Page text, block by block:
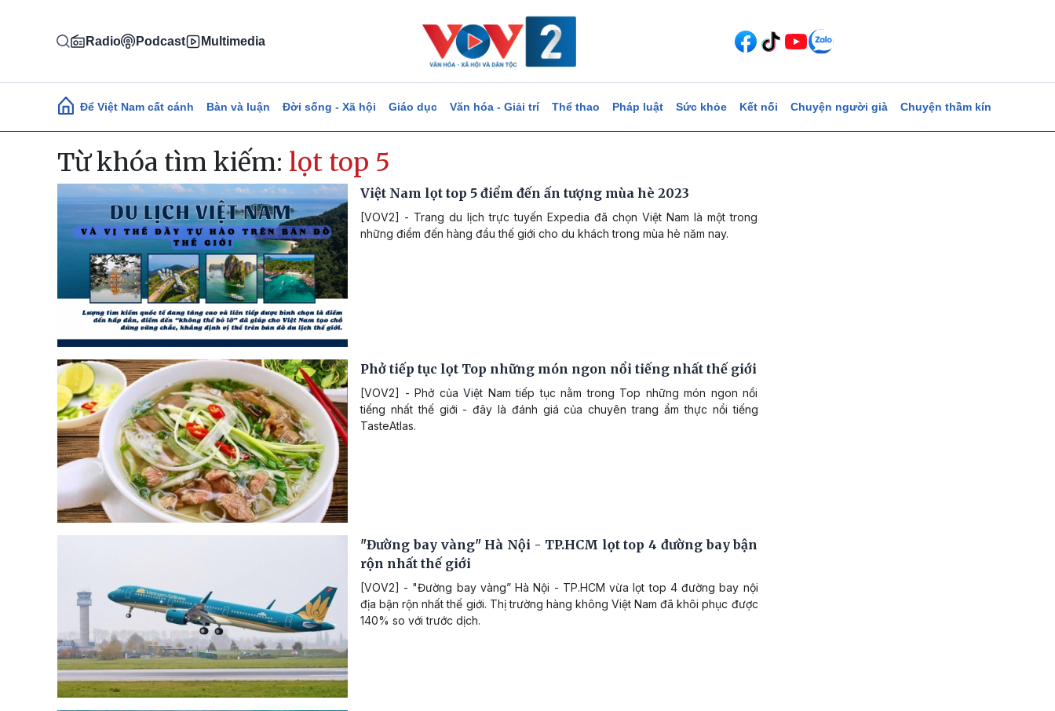
Radio Podcast Multimedia
Main navigation
Để Việt Nam cất cánh Bàn và luận Đời sống - Xã hội Giáo dục Văn hóa - Giải trí Thể thao Pháp luật Sức khỏe Kết nối Chuyện người già Chuyện thầm kín
Từ khóa tìm kiếm: lọt top 5
Việt Nam lọt top 5 điểm đến ấn tượng mùa hè 2023
[VOV2] - Trang du lịch trực tuyến Expedia đã chọn Việt Nam là một trong
những điểm đến hàng đầu thế giới cho du khách trong mùa hè năm nay.
Phở tiếp tục lọt Top những món ngon nổi tiếng nhất thế giới
[VOV2] - Phở của Việt Nam tiếp tục nằm trong Top những món ngon nổi
tiếng nhất thế giới - đây là đánh giá của chuyên trang ẩm thực nổi tiếng
TasteAtlas.
"Đường bay vàng" Hà Nội - TP.HCM lọt top 4 đường bay bận
rộn nhất thế giới
[VOV2] - "Đường bay vàng” Hà Nội - TP.HCM vừa lọt top 4 đường bay nội
địa bận rộn nhất thế giới. Thị trường hàng không Việt Nam đã khôi phục được
140% so với trước dịch.